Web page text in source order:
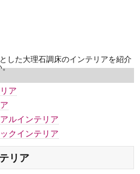
した大理石調床のインテリアを紹介
。
ア
ルインテリア
クインテリア
リア